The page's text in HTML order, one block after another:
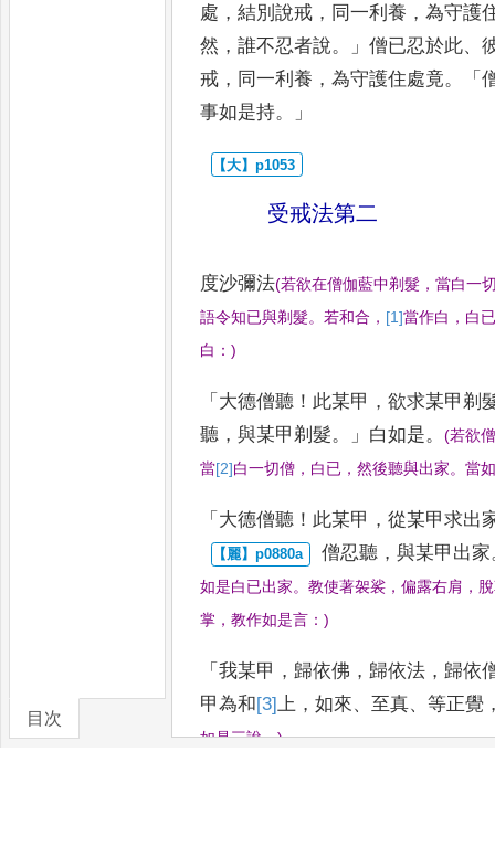
目次
處 ，結別說戒 ， 同一利養 ，為守護
然 ，誰不忍者說。」僧已忍於此、
戒 ， 同一利養 ，為守護住處竟。「
事如是持。」
受戒法第二
度沙彌法(若欲在僧伽藍中剃髮 ，當白一
語令知已與剃髮。若和合 ， [1]當作白 ， 白
白 ：)
「 大德僧聽 ！ 此某甲 ，欲求某甲剃
聽 ，與某甲剃髮。」 白如是。(若欲
當[2]白一切僧 ， 白已 ，然後聽與出家。當
「 大德僧聽 ！ 此某甲 ，從某甲求出
僧忍聽 ，與某甲出家
如是白已出家。教使著袈裟 ，偏露右肩 ，
掌 ，教作如是言 ：)
「我某甲 ， 歸依佛 ， 歸依法 ， 歸依
甲為和 [3]上 ，如來、 至真、等正覺
如是三說。)